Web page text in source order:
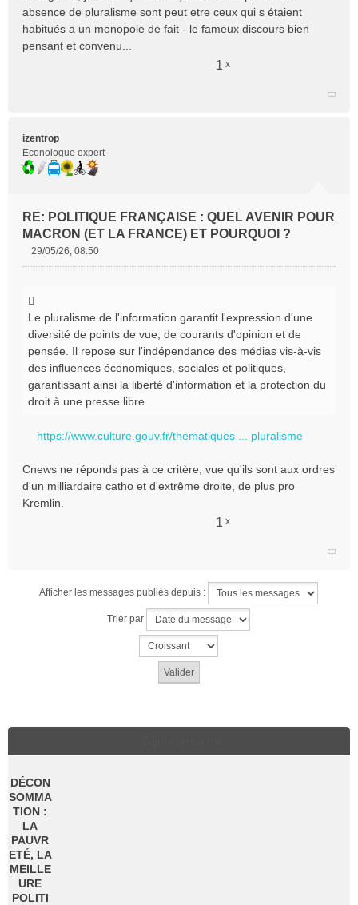
absence de pluralisme sont peut etre ceux qui s étaient
habitués a un monopole de fait - le fameux discours bien
pensant et convenu...
1 x
izentrop
Econologue expert
RE: POLITIQUE FRANÇAISE : QUEL AVENIR POUR
MACRON (ET LA FRANCE) ET POURQUOI ?
s
a
g
e
n
n
l
29/05/26, 08:50
Le pluralisme de l'information garantit l'expression d'une
diversité de points de vue, de courants d'opinion et de
pensée. Il repose sur l'indépendance des médias vis-à-vis
des influences économiques, sociales et politiques,
garantissant ainsi la liberté d'information et la protection du
droit à une presse libre.
https://www.culture.gouv.fr/thematiques ... pluralisme
Cnews ne réponds pas à ce critère, vue qu'ils sont aux ordres
d'un milliardaire catho et d'extrême droite, de plus pro
Kremlin.
1 x
Afficher les messages publiés depuis :
Trier par
DÉCON
SOMMA
TION :
LA
PAUVR
ETÉ, LA
MEILLE
URE
POLITI